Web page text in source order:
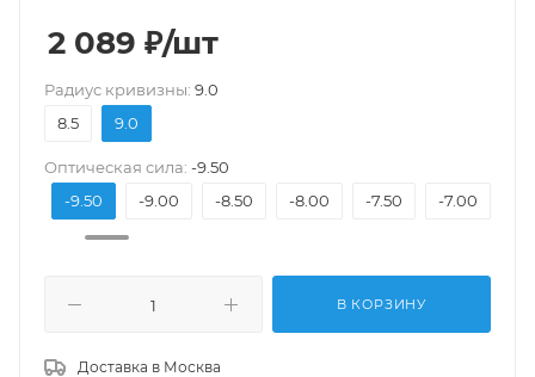
2 089 ₽/шт
Pадиус кривизны: 9.0
8.5
9.0
Оптическая сила: -9.50
-9.50 -9.00 -8.50 -8.00 -7.50 -7.00
В КОРЗИНУ
Доставка в Москва